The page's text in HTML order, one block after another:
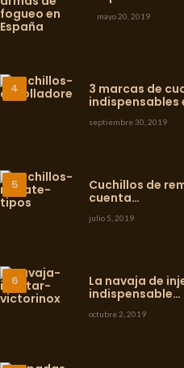
mayo 20, 2019
3 marcas de
indispensables
septiembre 30, 2019
Cuchillos de
cuenta…
julio 5, 2019
La navaja de
indispensable…
octubre 2, 2019